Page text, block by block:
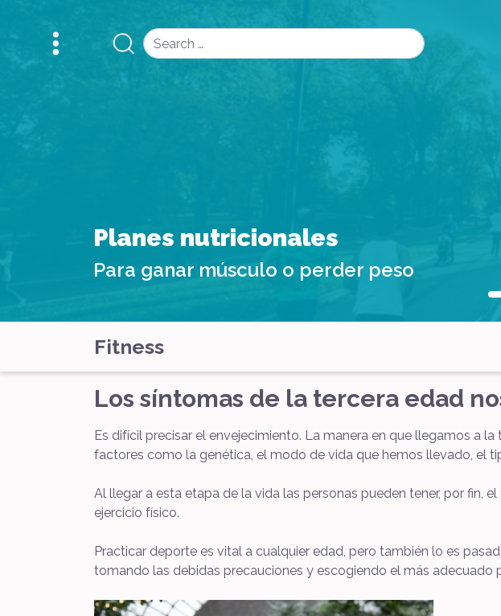
Search
Planes nutricionales
Para ganar músculo o perder peso
Fitness
Los síntomas de la tercera edad
Es difícil precisar el envejecimiento. La manera en que llegamos a
factores como la genética, el modo de vida que hemos llevado, el
Al llegar a esta etapa de la vida las personas pueden tener, por fin,
ejercicio físico.
Practicar deporte es vital a cualquier edad, pero también lo es
tomando las debidas precauciones y escogiendo el más adecuado